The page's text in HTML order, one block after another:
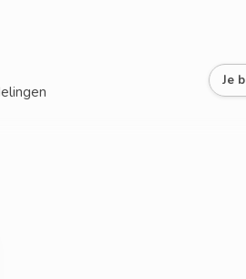
Je